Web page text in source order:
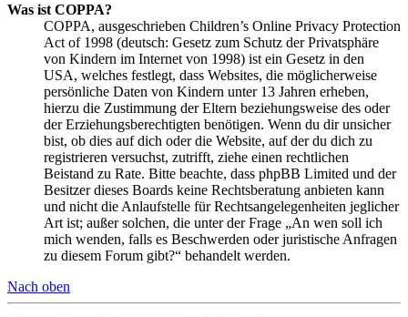
Was ist COPPA?
COPPA, ausgeschrieben Children’s Online Privacy Protection
Act of 1998 (deutsch: Gesetz zum Schutz der Privatsphäre
von Kindern im Internet von 1998) ist ein Gesetz in den
USA, welches festlegt, dass Websites, die möglicherweise
persönliche Daten von Kindern unter 13 Jahren erheben,
hierzu die Zustimmung der Eltern beziehungsweise des oder
der Erziehungsberechtigten benötigen. Wenn du dir unsicher
bist, ob dies auf dich oder die Website, auf der du dich zu
registrieren versuchst, zutrifft, ziehe einen rechtlichen
Beistand zu Rate. Bitte beachte, dass phpBB Limited und der
Besitzer dieses Boards keine Rechtsberatung anbieten kann
und nicht die Anlaufstelle für Rechtsangelegenheiten jeglicher
Art ist; außer solchen, die unter der Frage „An wen soll ich
mich wenden, falls es Beschwerden oder juristische Anfragen
zu diesem Forum gibt?“ behandelt werden.
Nach oben